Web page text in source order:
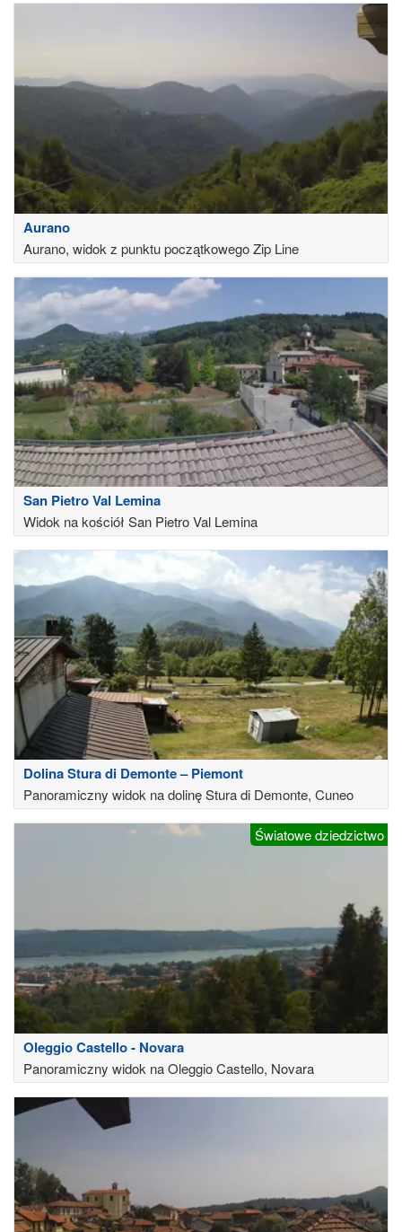
Aurano
Aurano, widok z punktu początkowego Zip Line
San Pietro Val Lemina
Widok na kościół San Pietro Val Lemina
Dolina Stura di Demonte – Piemont
Panoramiczny widok na dolinę Stura di Demonte, Cuneo
Światowe dziedzictwo
Oleggio Castello - Novara
Panoramiczny widok na Oleggio Castello, Novara